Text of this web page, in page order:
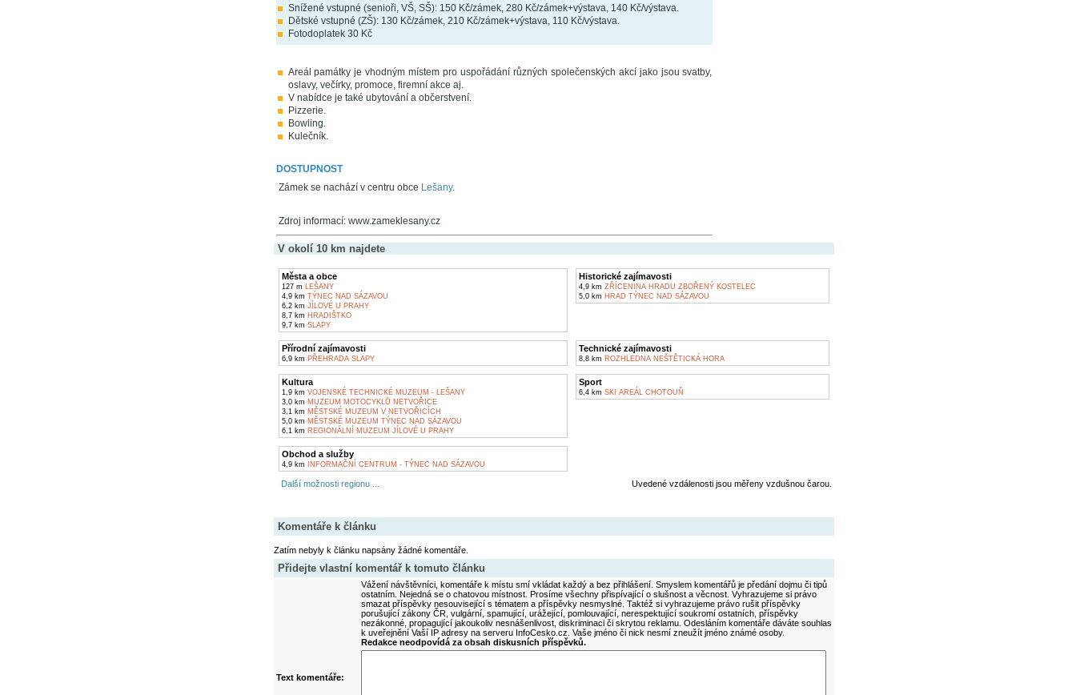
Snížené vstupné (senioři, VŠ, SŠ): 150 Kč/zámek, 280 Kč/zámek+výstava, 140 Kč/výstava.
Dětské vstupné (ZŠ): 130 Kč/zámek, 210 Kč/zámek+výstava, 110 Kč/výstava.
Fotodoplatek 30 Kč
Areál památky je vhodným místem pro uspořádání různých společenských akcí jako jsou svatby,
oslavy, večírky, promoce, firemní akce aj.
V nabídce je také ubytování a občerstvení.
Pizzerie.
Bowling.
Kulečník.
DOSTUPNOST
Zámek se nachází v centru obce Lešany.
Zdroj informací: www.zameklesany.cz
V okolí 10 km najdete
Města a obce
127 m LEŠANY
4,9 km TÝNEC NAD SÁZAVOU
6,2 km JÍLOVÉ U PRAHY
8,7 km HRADIŠTKO
9,7 km SLAPY
Historické zajímavosti
4,9 km ZŘÍCENINA HRADU ZBOŘENÝ KOSTELEC
5,0 km HRAD TÝNEC NAD SÁZAVOU
Přírodní zajímavosti
6,9 km PŘEHRADA SLAPY
Technické zajímavosti
8,8 km ROZHLEDNA NEŠTĚTICKÁ HORA
Kultura
1,9 km VOJENSKÉ TECHNICKÉ MUZEUM - LEŠANY
3,0 km MUZEUM MOTOCYKLŮ NETVOŘICE
3,1 km MĚSTSKÉ MUZEUM V NETVOŘICÍCH
5,0 km MĚSTSKÉ MUZEUM TÝNEC NAD SÁZAVOU
6,1 km REGIONÁLNÍ MUZEUM JÍLOVÉ U PRAHY
Sport
6,4 km SKI AREÁL CHOTOUŇ
Obchod a služby
4,9 km INFORMAČNÍ CENTRUM - TÝNEC NAD SÁZAVOU
Další možnosti regionu ... Uvedené vzdálenosti jsou měřeny vzdušnou čarou.
Komentáře k článku
Zatím nebyly k článku napsány žádné komentáře.
Přidejte vlastní komentář k tomuto článku
Vážení návštěvníci, komentáře k místu smí vkládat každý a bez přihlášení. Smyslem komentářů je předání dojmu či tipů
ostatním. Nejedná se o chatovou místnost. Prosíme všechny přispívající o slušnost a věcnost. Vyhrazujeme si právo
smazat příspěvky nesouvisející s tématem a příspěvky nesmyslné. Taktéž si vyhrazujeme právo rušit příspěvky
porušující zákony ČR, vulgární, spamující, urážející, pomlouvající, nerespektující soukromí ostatních, příspěvky
nezákonné, propagující jakoukoliv nesnášenlivost, diskriminaci či skrytou reklamu. Odesláním komentáře dáváte souhlas
k uveřejnění Vaší IP adresy na serveru InfoCesko.cz. Vaše jméno či nick nesmí zneužít jméno známé osoby.
Redakce neodpovídá za obsah diskusních příspěvků.
Text komentáře: